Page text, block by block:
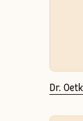
Dr.